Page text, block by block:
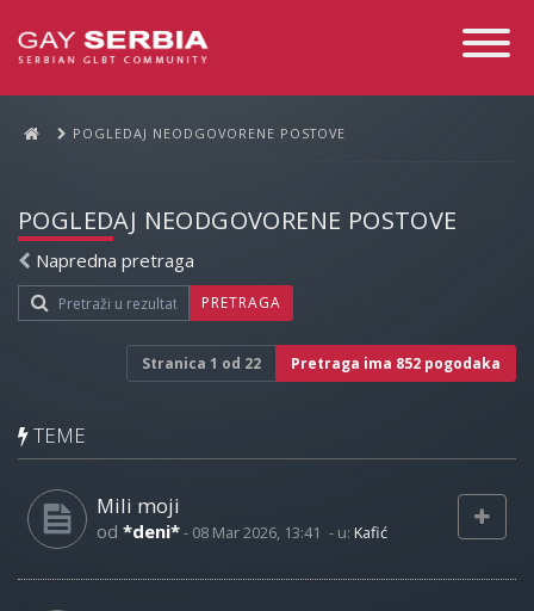
Toggle
POGLEDAJ NEODGOVORENE POSTOVE
POGLEDAJ NEODGOVORENE POSTOVE
Napredna pretraga
PRETRAGA
Stranica 1 od 22 Pretraga ima 852 pogodaka
TEME
Mili moji
od *deni*- 08 Mar 2026, 13:41 - u: Kafić